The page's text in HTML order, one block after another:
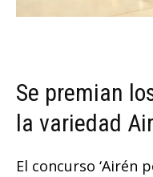
Se premian
la variedad
El concurso ‘Airén